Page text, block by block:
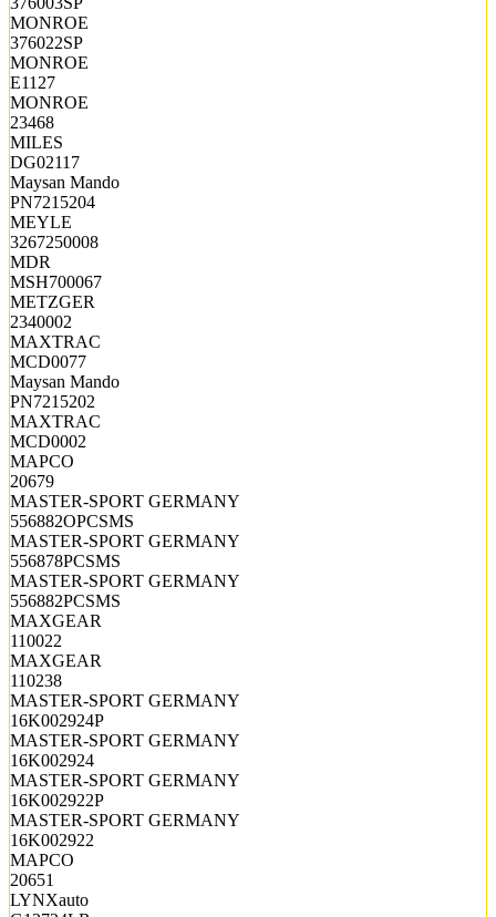
MONROE
376022SP
MONROE
E1127
MONROE
23468
MILES
DG02117
Maysan Mando
PN7215204
MEYLE
3267250008
MDR
MSH700067
METZGER
2340002
MAXTRAC
MCD0077
Maysan Mando
PN7215202
MAXTRAC
MCD0002
MAPCO
20679
MASTER-SPORT GERMANY
556882OPCSMS
MASTER-SPORT GERMANY
556878PCSMS
MASTER-SPORT GERMANY
556882PCSMS
MAXGEAR
110022
MAXGEAR
110238
MASTER-SPORT GERMANY
16K002924P
MASTER-SPORT GERMANY
16K002924
MASTER-SPORT GERMANY
16K002922P
MASTER-SPORT GERMANY
16K002922
MAPCO
20651
LYNXauto